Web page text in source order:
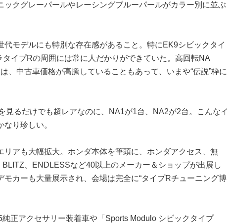
ックグレーパールやレーシングブルーパールがカラー別に並ぶ
代モデルにも特別な存在感があること。特にEK9シビックタイ
イプRの周囲には常に人だかりができていた。高回転NA
、中古車価格が高騰していることもあって、いまや“伝説”枠に
見るだけでも超レアなのに、NA1が1台、NA2が2台。こんなイ
り珍しい。
リアも大幅拡大。ホンダ本体を筆頭に、ホンダアクセス、無
、ENDLESSなど40以上のメーカー＆ショップが出展し
モカーも大量展示され、会場は完全に“タイプRチューニング博
正アクセサリー装着車や「Sports Modulo シビックタイプ